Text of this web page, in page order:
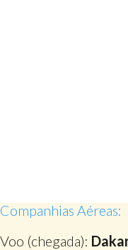
Companhias Aéreas:
Voo (chegada):